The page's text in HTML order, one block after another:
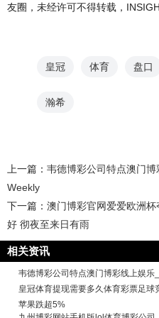
友圈，未经许可不得转载，
皇冠 体育 盘口
瀚希
上一篇： 韦德博彩公司特点澳门博
Weekly
下一篇： 澳门博彩官网爱爱欧洲
好 彻夜至来日有雨
相关资讯
韦德博彩公司特点澳门博彩线上娱
皇冠体育提现需要多久体育彩票足
苹果跌超5%